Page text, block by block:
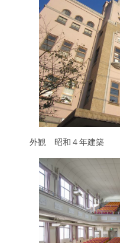
外観 昭和４年建築